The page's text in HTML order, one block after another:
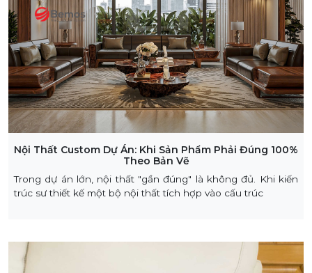
Nội Thất Custom Dự Án: Khi Sản Phẩm Phải Đúng 100%
Theo Bản Vẽ
Trong dự án lớn, nội thất "gần đúng" là không đủ. Khi kiến
trúc sư thiết kế một bộ nội thất tích hợp vào cấu trúc